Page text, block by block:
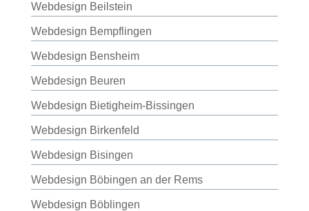
Webdesign Beilstein
Webdesign Bempflingen
Webdesign Bensheim
Webdesign Beuren
Webdesign Bietigheim-Bissingen
Webdesign Birkenfeld
Webdesign Bisingen
Webdesign Böbingen an der Rems
Webdesign Böblingen